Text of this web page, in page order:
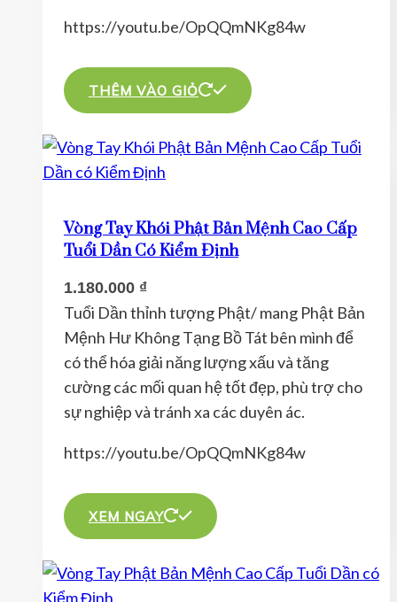
https://youtu.be/OpQQmNKg84w
THÊM VÀO GIỎ
Vòng Tay Khói Phật Bản Mệnh Cao Cấp
Tuổi Dần Có Kiểm Định
1.180.000 ₫
Tuổi Dần thỉnh tượng Phật/ mang Phật Bản
Mệnh Hư Không Tạng Bồ Tát bên mình để
có thể hóa giải năng lượng xấu và tăng
cường các mối quan hệ tốt đẹp, phù trợ cho
sự nghiệp và tránh xa các duyên ác.
https://youtu.be/OpQQmNKg84w
XEM NGAY
phẩm
có